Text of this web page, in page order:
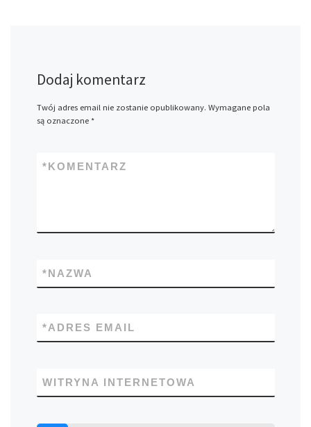
Dodaj komentarz
Twój adres email nie zostanie opublikowany. Wymagane pola
są oznaczone *
KOMENTARZ
*
NAZWA
*
ADRES EMAIL
*
WITRYNA INTERNETOWA